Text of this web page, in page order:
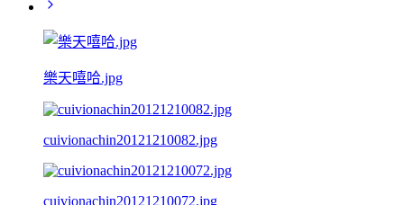
樂天嘻哈.jpg
cuivionachin20121210082.jpg
cuivionachin20121210072.jpg